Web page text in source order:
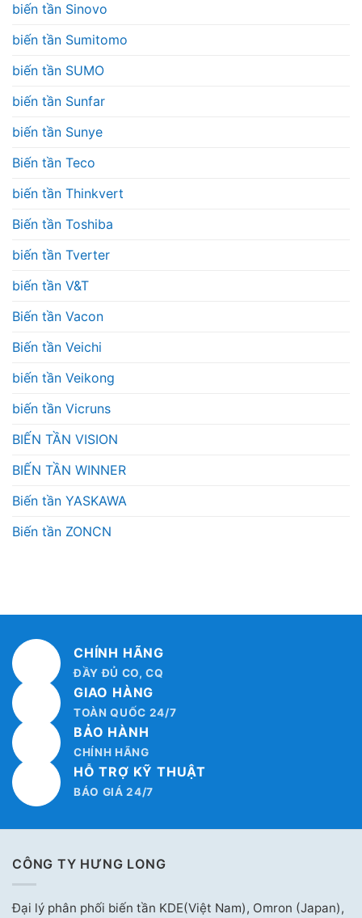
biến tần Sinovo
biến tần Sumitomo
biến tần SUMO
biến tần Sunfar
biến tần Sunye
Biến tần Teco
biến tần Thinkvert
Biến tần Toshiba
biến tần Tverter
biến tần V&T
Biến tần Vacon
Biến tần Veichi
biến tần Veikong
biến tần Vicruns
BIẾN TẦN VISION
BIẾN TẦN WINNER
Biến tần YASKAWA
Biến tần ZONCN
CHÍNH HÃNG
ĐẦY ĐỦ CO, CQ
GIAO HÀNG
TOÀN QUỐC 24/7
BẢO HÀNH
CHÍNH HÃNG
HỖ TRỢ KỸ THUẬT
BÁO GIÁ 24/7
CÔNG TY HƯNG LONG
Đại lý phân phối biến tần KDE(Việt Nam), Omron (Japan),